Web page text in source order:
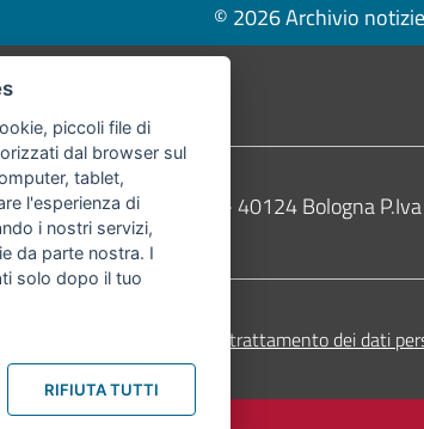
© 2026 Archivio
di Comune di Bologna
Piazza Maggiore, 6 - 40124 Bologna
Informativa sul trattamento dei dati
piccoli file di
dal browser sul
tablet,
l'esperienza di
i nostri servizi,
da parte nostra. I
solo dopo il tuo
RIFIUTA TUTTI